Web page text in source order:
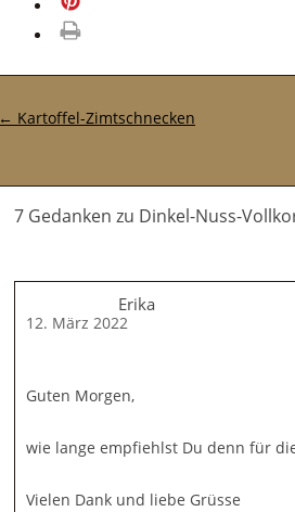
Post-Navigation
← Kartoffel-Zimtschnecken
7 Gedanken zu Dinkel-Nuss-
Erika
12. März 2022
Guten Morgen,
wie lange empfiehlst Du denn für
Vielen Dank und liebe Grüsse